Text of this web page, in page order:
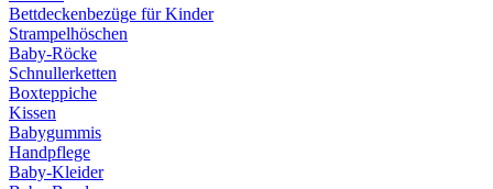
Bettdeckenbezüge für Kinder
Strampelhöschen
Baby-Röcke
Schnullerketten
Boxteppiche
Kissen
Babygummis
Handpflege
Baby-Kleider